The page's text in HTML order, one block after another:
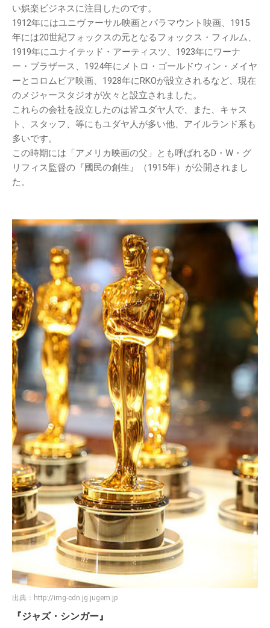
い娯楽ビジネスに注目したのです。
1912年にはユニヴァーサル映画とパラマウント映画、1915
年には20世紀フォックスの元となるフォックス・フィルム、
1919年にユナイテッド・アーティスツ、1923年にワーナ
ー・ブラザース、1924年にメトロ・ゴールドウィン・メイヤ
ーとコロムビア映画、1928年にRKOが設立されるなど、現在
のメジャースタジオが次々と設立されました。
これらの会社を設立したのは皆ユダヤ人で、また、キャス
ト、スタッフ、等にもユダヤ人が多い他、アイルランド系も
多いです。
この時期には「アメリカ映画の父」とも呼ばれるD・W・グ
リフィス監督の『國民の創生』（1915年）が公開されまし
た。
出典： http://img-cdn.jg.jugem.jp
『ジャズ・シンガー』